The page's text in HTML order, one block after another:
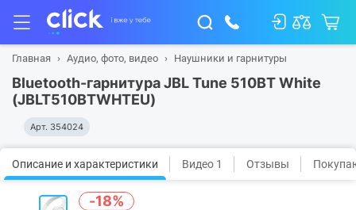
Главная Аудио, фото, видео Наушники и гарнитуры
Bluetooth-гарнитура JBL Tune 510BT White
(JBLT510BTWHTEU)
Арт. 354024
Описание и характеристики Видео 1 Отзывы
-18%